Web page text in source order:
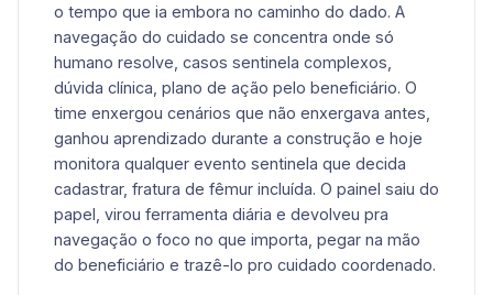
o tempo que ia embora no caminho do dado. A
navegação do cuidado se concentra onde só
humano resolve, casos sentinela complexos,
dúvida clínica, plano de ação pelo beneficiário. O
time enxergou cenários que não enxergava antes,
ganhou aprendizado durante a construção e hoje
monitora qualquer evento sentinela que decida
cadastrar, fratura de fêmur incluída. O painel saiu do
papel, virou ferramenta diária e devolveu pra
navegação o foco no que importa, pegar na mão
do beneficiário e trazê-lo pro cuidado coordenado.